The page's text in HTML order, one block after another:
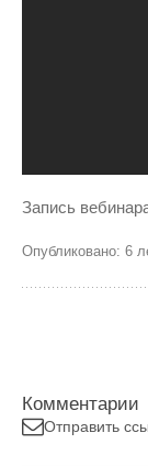
Запись
Опубликовано: 6
Комментарии
Отправить